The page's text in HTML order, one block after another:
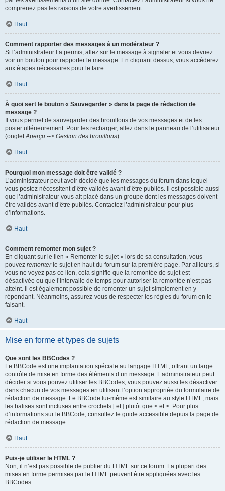
comprenez pas les raisons de votre avertissement.
Haut
Comment rapporter des messages à un modérateur ?
Si l’administrateur l’a permis, allez sur le message à signaler et vous devriez
voir un bouton pour rapporter le message. En cliquant dessus, vous accéderez
aux étapes nécessaires pour le faire.
Haut
À quoi sert le bouton « Sauvegarder » dans la page de rédaction de
message ?
Il vous permet de sauvegarder des brouillons de vos messages et de les
poster ultérieurement. Pour les recharger, allez dans le panneau de l’utilisateur
(ongletAperçu --> Gestion des brouillons).
Haut
Pourquoi mon message doit être validé ?
L’administrateur peut avoir décidé que les messages du forum dans lequel
vous postez nécessitent d’être validés avant d’être publiés. Il est possible aussi
que l’administrateur vous ait placé dans un groupe dont les messages doivent
être validés avant d’être publiés. Contactez l’administrateur pour plus
d’informations.
Haut
Comment remonter mon sujet ?
En cliquant sur le lien « Remonter le sujet » lors de sa consultation, vous
pouvez remonterle sujet en haut du forum sur la première page. Par ailleurs, si
vous ne voyez pas ce lien, cela signifie que la remontée de sujet est
désactivée ou que l’intervalle de temps pour autoriser la remontée n’est pas
atteint. Il est également possible de remonter un sujet simplement en y
répondant. Néanmoins, assurez-vous de respecter les règles du forum en le
faisant.
Haut
Mise en forme et types de sujets
Que sont les BBCodes ?
Le BBCode est une implantation spéciale au langage HTML, offrant un large
contrôle de mise en forme des éléments d’un message. L’administrateur peut
décider si vous pouvez utiliser les BBCodes, vous pouvez aussi les désactiver
dans chacun de vos messages en utilisant l’option appropriée du formulaire de
rédaction de message. Le BBCode lui-même est similaire au style HTML, mais
les balises sont incluses entre crochets [ et ] plutôt que < et >. Pour plus
d’informations sur le BBCode, consultez le guide accessible depuis la page de
rédaction de message.
Haut
Puis-je utiliser le HTML ?
Non, il n’est pas possible de publier du HTML sur ce forum. La plupart des
mises en forme permises par le HTML peuvent être appliquées avec les
BBCodes.